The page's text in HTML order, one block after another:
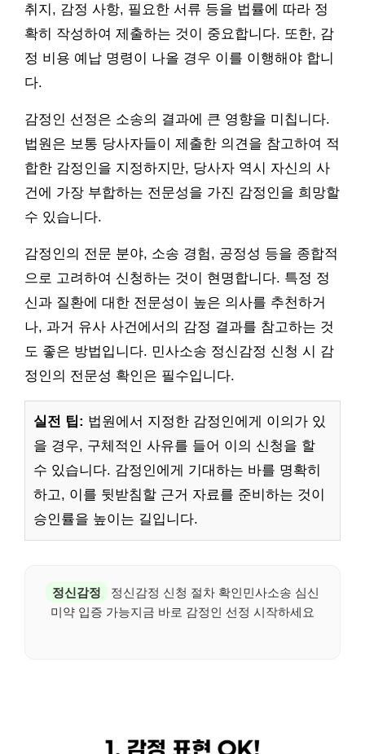
취지, 감정 사항, 필요한 서류 등을 법률에 따라 정
확히 작성하여 제출하는 것이 중요합니다. 또한, 감
정 비용 예납 명령이 나올 경우 이를 이행해야 합니
다.
감정인 선정은 소송의 결과에 큰 영향을 미칩니다.
법원은 보통 당사자들이 제출한 의견을 참고하여 적
합한 감정인을 지정하지만, 당사자 역시 자신의 사
건에 가장 부합하는 전문성을 가진 감정인을 희망할
수 있습니다.
감정인의 전문 분야, 소송 경험, 공정성 등을 종합적
으로 고려하여 신청하는 것이 현명합니다. 특정 정
신과 질환에 대한 전문성이 높은 의사를 추천하거
나, 과거 유사 사건에서의 감정 결과를 참고하는 것
도 좋은 방법입니다. 민사소송 정신감정 신청 시 감
정인의 전문성 확인은 필수입니다.
실전 팁: 법원에서 지정한 감정인에게 이의가 있
을 경우, 구체적인 사유를 들어 이의 신청을 할
수 있습니다. 감정인에게 기대하는 바를 명확히
하고, 이를 뒷받침할 근거 자료를 준비하는 것이
승인률을 높이는 길입니다.
정신감정
정신감정 신청 절차 확인민사소송 심신
미약 입증 가능지금 바로 감정인 선정 시작하세요